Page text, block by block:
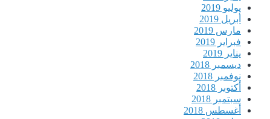
يوليو 2019
أبريل 2019
مارس 2019
فبراير 2019
يناير 2019
ديسمبر 2018
نوفمبر 2018
أكتوبر 2018
سبتمبر 2018
أغسطس 2018